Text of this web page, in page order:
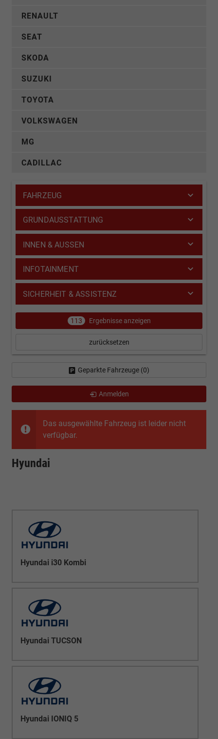
Das ausgewählte Fahrzeug ist leider nicht
verfügbar.
Hyundai
Hyundai i30 Kombi
Hyundai TUCSON
Hyundai IONIQ 5
RENAULT
SEAT
SKODA
SUZUKI
TOYOTA
VOLKSWAGEN
MG
CADILLAC
FAHRZEUG
GRUNDAUSSTATTUNG
INNEN & AUSSEN
INFOTAINMENT
SICHERHEIT & ASSISTENZ
113 Ergebnisse anzeigen
zurücksetzen
Geparkte Fahrzeuge (0)
Anmelden